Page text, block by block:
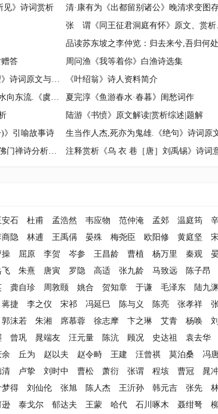
见》诗词赏析
清·康有为《出都留别诸公》晚清求变图
品读苏东坡之李仲览：归去来兮,吾归何处
答
周问渔《我等着你》白渔诗选集
白朴《沁园春·金陵凤凰台眺望》诗词原文与鉴赏
《叶绍翁》诗人资料简介
问君能有几多愁？恰似一江春水向东流.《虞美人》诗词原文赏析|名句解读
夏完淳《鱼游春水·春暮》闺愁词作
陆游《书愤》原文解读|赏析综述|题解
》引喻故事诗
坱北和尚《万紫千红总是春》佛门禅诗分析与鉴赏
安石 杜甫 孟浩然 韦应物 范仲淹 孟郊 温庭筠
商隐 林逋 王禹偁 晏殊 梅尧臣 欧阳修 黄庭坚
操 屈原 李贺 岑参 王昌龄 曹植 杨万里 秦观
飞 朱熹 唐寅 罗隐 高适 张九龄 马致远 陈子昂
龚自珍 周敦颐 姚合 贺知章 于谦 毛泽东 陆九渊
蒋捷 李之仪 宋祁 冯延巳 陈与义 陈亮 张孝祥
郭沫若 朱湘 席慕蓉 徐志摩 卞之琳 艾青 杨唤
曾巩 晁端友 汪元量 陈沆 顾况 史达祖 袁去华
丘为 赵以夫 赵令畤 王建 汪曾祺 莫泊桑 冯
清 卢挚 刘时中 曹松 萧衍 张谓 程垓 曹冠 晁
梦得 刘仙伦 张旭 陈人杰 王沂孙 韩元吉 张先
逊 泰戈尔 郁达夫 王蒙 哈代 石川啄木 聂绀弩